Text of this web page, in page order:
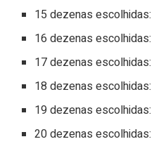
15 dezenas escolhidas:
16 dezenas escolhidas:
17 dezenas escolhidas:
18 dezenas escolhidas:
19 dezenas escolhidas:
20 dezenas escolhidas: